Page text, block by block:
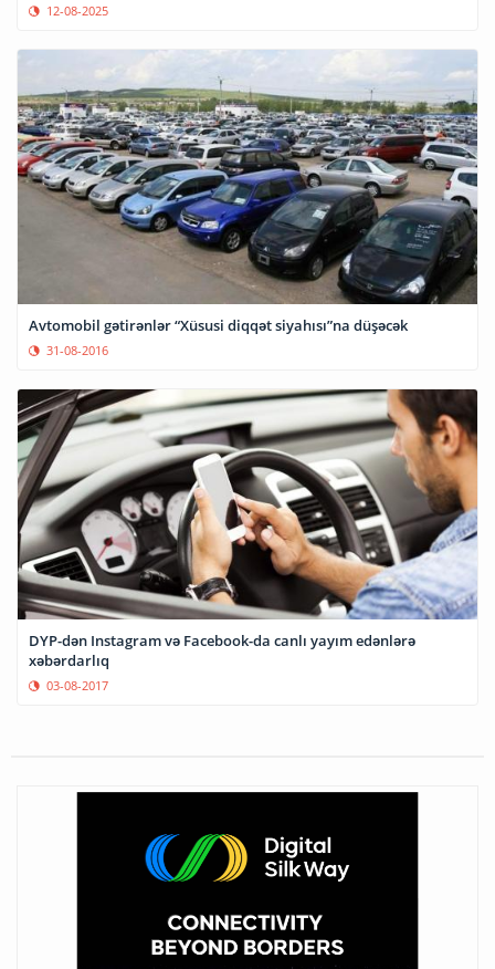
12-08-2025
Avtomobil gətirənlər “Xüsusi diqqət siyahısı”na düşəcək
31-08-2016
DYP-dən Instagram və Facebook-da canlı yayım edənlərə
xəbərdarlıq
03-08-2017